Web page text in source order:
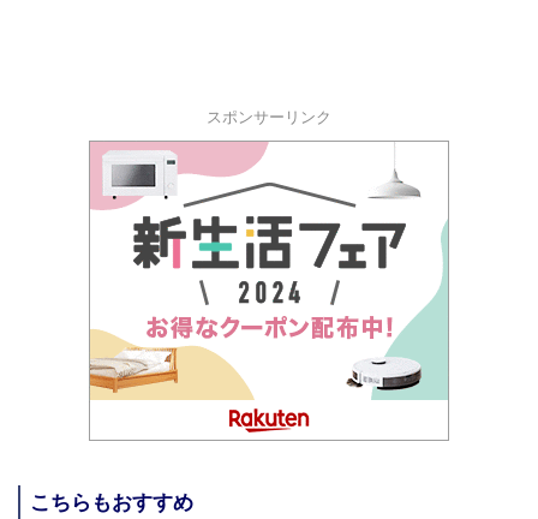
スポンサーリンク
こちらもおすすめ